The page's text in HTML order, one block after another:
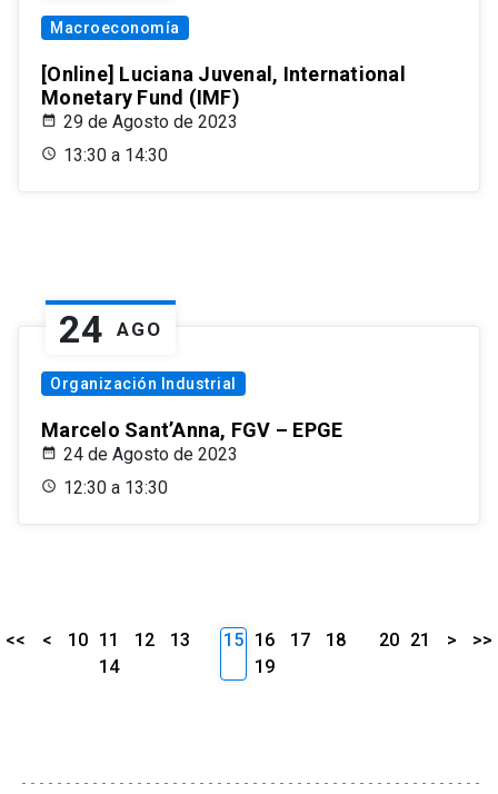
Macroeconomía
[Online] Luciana Juvenal, International
Monetary Fund (IMF)
29 de Agosto de 2023
13:30 a 14:30
24 AGO
Organización Industrial
Marcelo Sant’Anna, FGV – EPGE
24 de Agosto de 2023
12:30 a 13:30
<< < 10 11 12
13
14
15 16 17
18
19
20 21 > >>